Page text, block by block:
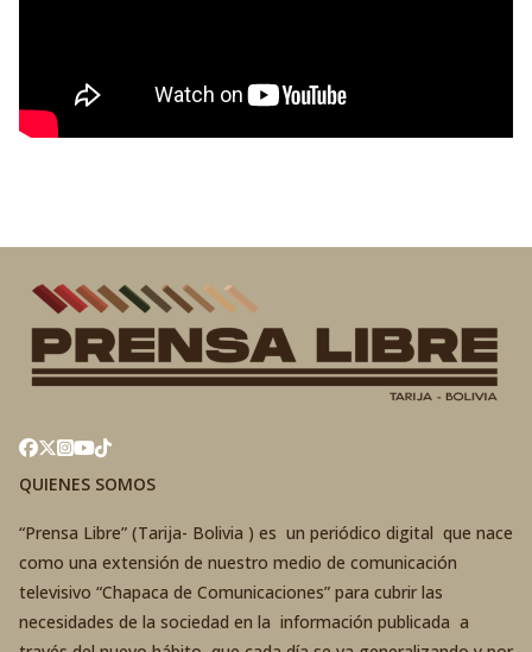
QUIENES SOMOS
“Prensa Libre” (Tarija- Bolivia ) es un periódico digital que nace
como una extensión de nuestro medio de comunicación
televisivo “Chapaca de Comunicaciones” para cubrir las
necesidades de la sociedad en la información publicada a